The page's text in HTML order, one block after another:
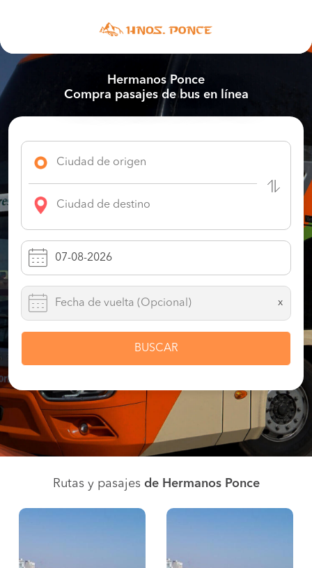
Hermanos Ponce
Compra pasajes de bus en línea
x
BUSCAR
Rutas y pasajes de Hermanos Ponce